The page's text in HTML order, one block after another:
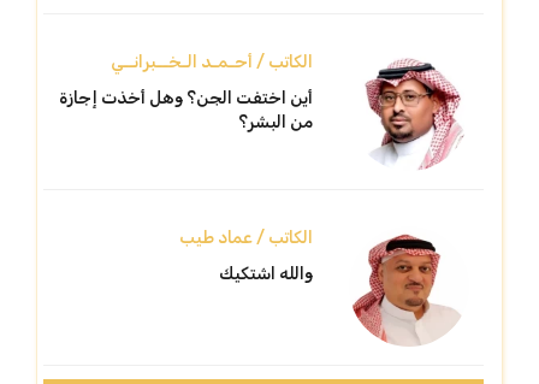
الكاتب / أحـمـد الـخــبرانــي
أين اختفت الجن؟ وهل أخذت إجازة
من البشر؟
الكاتب / عماد طيب
والله اشتكيك